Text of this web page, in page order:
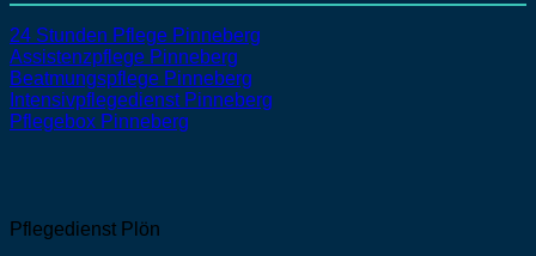
24 Stunden Pflege Pinneberg
Assistenzpflege Pinneberg
Beatmungspflege Pinneberg
Intensivpflegedienst Pinneberg
Pflegebox Pinneberg
Pflegedienst Plön